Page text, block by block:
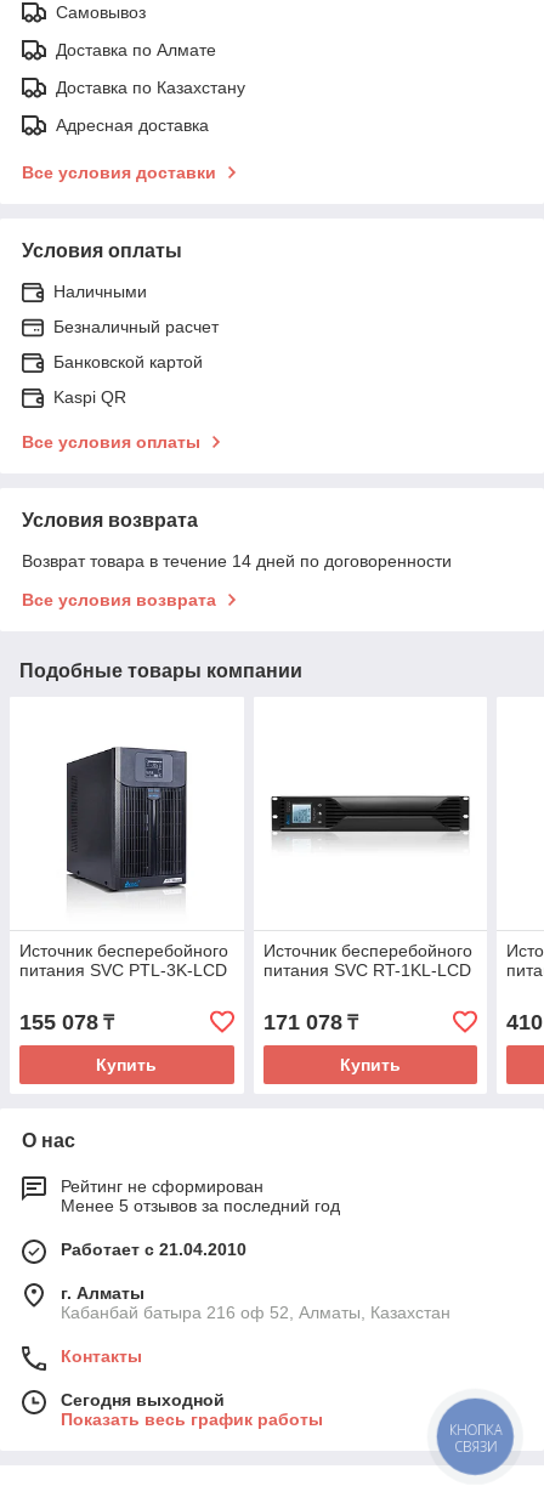
Самовывоз
Доставка по Алмате
Доставка по Казахстану
Адресная доставка
Все условия доставки
Условия оплаты
Наличными
Безналичный расчет
Банковской картой
Kaspi QR
Все условия оплаты
Условия возврата
Возврат товара в течение 14 дней по договоренности
Все условия возврата
Подобные товары компании
Источник бесперебойного
питания SVC PTL-3K-LCD
155 078 ₸
Купить
Источник бесперебойного
питания SVC RT-1KL-LCD
171 078₸
Купить
О нас
Рейтинг не сформирован
Менее 5 отзывов за последний год
Работает с 21.04.2010
г. Алматы
Кабанбай батыра 216 оф 52, Алматы, Казахстан
Контакты
Сегодня выходной
Показать весь график работы
КНОПКА
СВЯЗИ